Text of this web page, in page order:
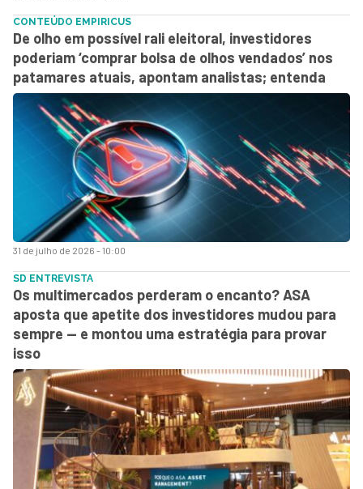
31 de julho de 2026 - 10:00
CONTEÚDO EMPIRICUS
De olho em possível rali eleitoral, investidores
poderiam ‘comprar bolsa de olhos vendados’ nos
patamares atuais, apontam analistas; entenda
SD ENTREVISTA
Os multimercados perderam o encanto? ASA
aposta que apetite dos investidores mudou para
sempre — e montou uma estratégia para provar
isso